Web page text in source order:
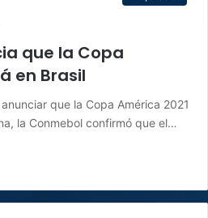
que la Copa
en Brasil
que la Copa América 2021
la Conmebol confirmó que el…